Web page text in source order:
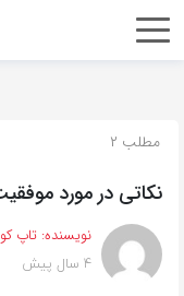
اشتراک
از
روش‌های
زیر
می‌توانید
مطلب ۲
نکاتی در مورد
نویسنده: تاپ
۴ سال پیش